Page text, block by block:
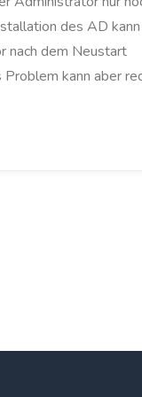
des AD
nach dem Neustart
kann aber